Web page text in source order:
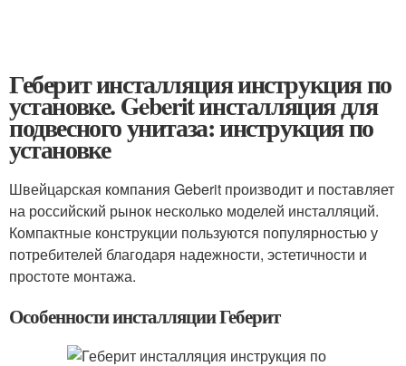
Геберит инсталляция инструкция по
установке. Geberit инсталляция для
подвесного унитаза: инструкция по
установке
Швейцарская компания Geberit производит и поставляет
на российский рынок несколько моделей инсталляций.
Компактные конструкции пользуются популярностью у
потребителей благодаря надежности, эстетичности и
простоте монтажа.
Особенности инсталляции Геберит